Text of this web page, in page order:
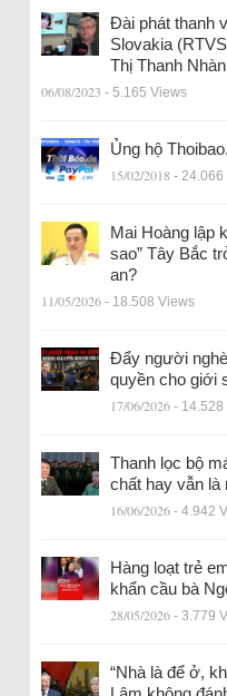
Đài phát thanh
Slovakia
Thị Thanh
06/08/2023 - 5.165 Views
Ủng hộ
15/02/2018 - 24.066
Mai Hoàng lập
sao” Tây Bắc
an?
11/05/2026 - 18.508 Views
Đẩy người
quyền cho giới
17/06/2026 - 14.528
Thanh lọc bộ
chất hay vẫn là
16/06/2026 - 4.942
Hàng loạt trẻ
khẩn cầu bà
28/05/2026 - 3.779
“Nhà là để ở,